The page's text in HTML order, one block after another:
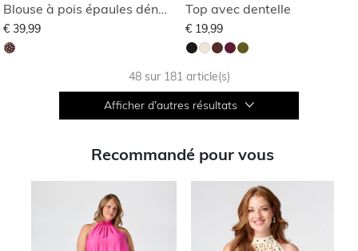
Blouse à pois épaules dénudées
€ 39,99
Top avec dentelle
€ 19,99
48 sur 181 article(s)
Afficher d’autres résultats
Recommandé pour vous